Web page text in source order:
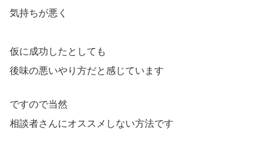
気持ちが悪く
仮に成功したとしても
後味の悪いやり方だと感じています
ですので当然
相談者さんにオススメしない方法です